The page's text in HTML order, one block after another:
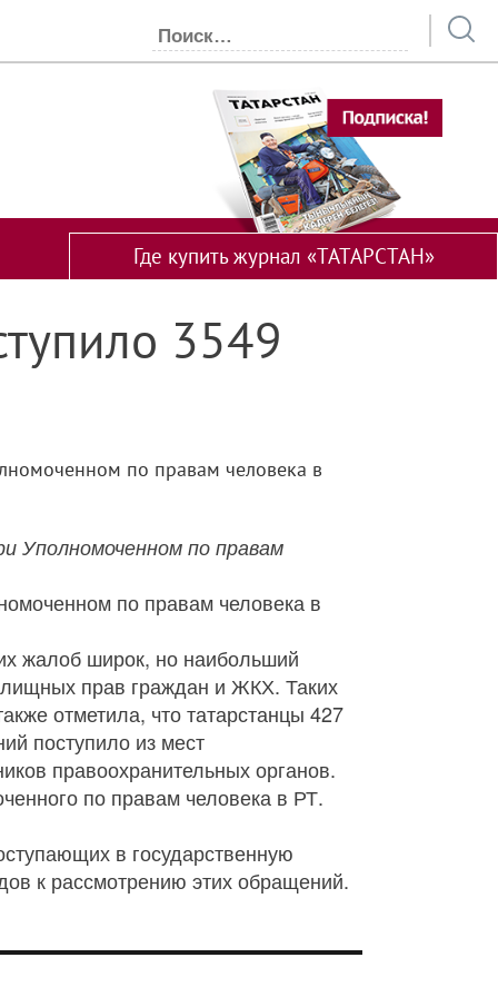
Где купить журнал «ТАТАРСТАН»
3549
по правам человека в
Уполномоченном по правам
по правам человека в
жалоб широк, но наибольший
прав граждан и ЖКХ. Таких
отметила, что татарстанцы 427
поступило из мест
правоохранительных органов.
по правам человека в РТ.
в государственную
к рассмотрению этих обращений.